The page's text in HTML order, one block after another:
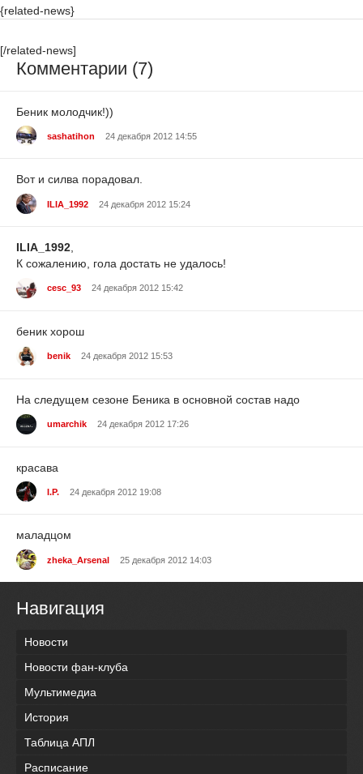
{related-news}
[/related-news]
Комментарии (7)
Беник молодчик!))
sashatihon 24 декабря 2012 14:55
Вот и силва порадовал.
ILIA_1992 24 декабря 2012 15:24
ILIA_1992,
К сожалению, гола достать не удалось!
cesc_93 24 декабря 2012 15:42
беник хорош
benik 24 декабря 2012 15:53
На следущем сезоне Беника в основной состав надо
umarchik 24 декабря 2012 17:26
красава
I.P. 24 декабря 2012 19:08
маладцом
zheka_Arsenal 25 декабря 2012 14:03
Навигация
Новости
Новости фан-клуба
Мультимедиа
История
Таблица АПЛ
Расписание